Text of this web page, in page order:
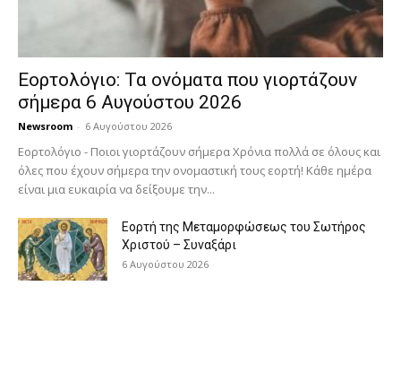
Εορτολόγιο: Τα ονόματα που γιορτάζουν
σήμερα 6 Αυγούστου 2026
Newsroom - 6 Αυγούστου 2026
Εορτολόγιο - Ποιοι γιορτάζουν σήμερα Χρόνια πολλά σε όλους και
όλες που έχουν σήμερα την ονομαστική τους εορτή! Κάθε ημέρα
είναι μια ευκαιρία να δείξουμε την...
Εορτή της Μεταμορφώσεως του Σωτήρος
Χριστού – Συναξάρι
6 Αυγούστου 2026